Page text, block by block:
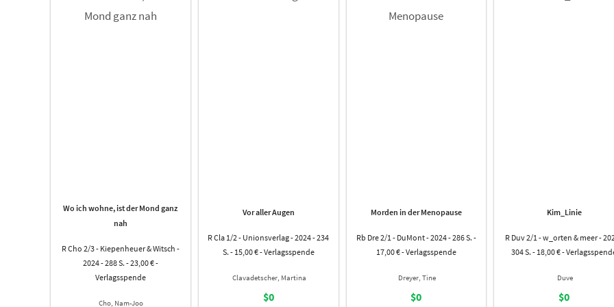
Wo ich wohne, ist der Mond ganz
nah
R Cho 2/3 - Kiepenheuer & Witsch -
2024 - 288 S. - 23,00 € -
Verlagsspende
Cho, Nam-Joo
Vor aller Augen
R Cla 1/2 - Unionsverlag - 2024 - 234
S. - 15,00 € - Verlagsspende
Clavadetscher, Martina
$0
Morden in der Menopause
Rb Dre 2/1 - DuMont - 2024 - 286 S. -
17,00 € - Verlagsspende
Dreyer, Tine
$0
Kim_Linie
R Duv 2/1 - w_orten & meer -
304 S. - 18,00 € -
Duve
$0